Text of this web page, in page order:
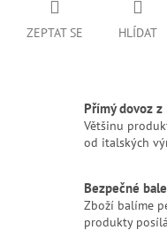
ZEPTAT SE HLÍDAT
Přímý dovoz z
Většinu
od italských
Bezpečné
Zboží balíme
produkty